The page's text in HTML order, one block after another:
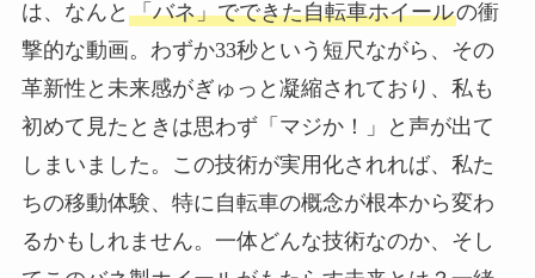
は、なんと 「バネ」でできた自転車ホイールの衝
撃的な動画。わずか33秒という短尺ながら、その
革新性と未来感がぎゅっと凝縮されており、私も
初めて見たときは思わず「マジか！」と声が出て
しまいました。この技術が実用化されれば、私た
ちの移動体験、特に自転車の概念が根本から変わ
るかもしれません。一体どんな技術なのか、そし